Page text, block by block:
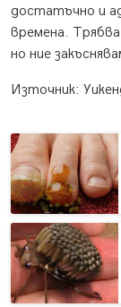
достатъчно и
времена.
но ние
Източник: